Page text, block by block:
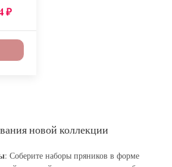
₽
новой коллекции
: Соберите наборы пряников в форме